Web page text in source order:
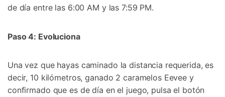
de día entre las 6:00 AM y las 7:59 PM.󠀲󠀡󠀨󠀠󠀢󠀣󠀣󠀦󠀨󠀳
Paso 4: Evoluciona
Una vez que hayas caminado la distancia requerida, es
decir, 10 kilómetros, ganado 2 caramelos Eevee y
confirmado que es de día en el juego, pulsa el botón